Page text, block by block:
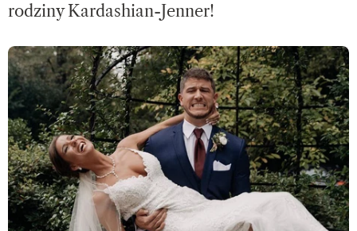
rodziny Kardashian-Jenner!